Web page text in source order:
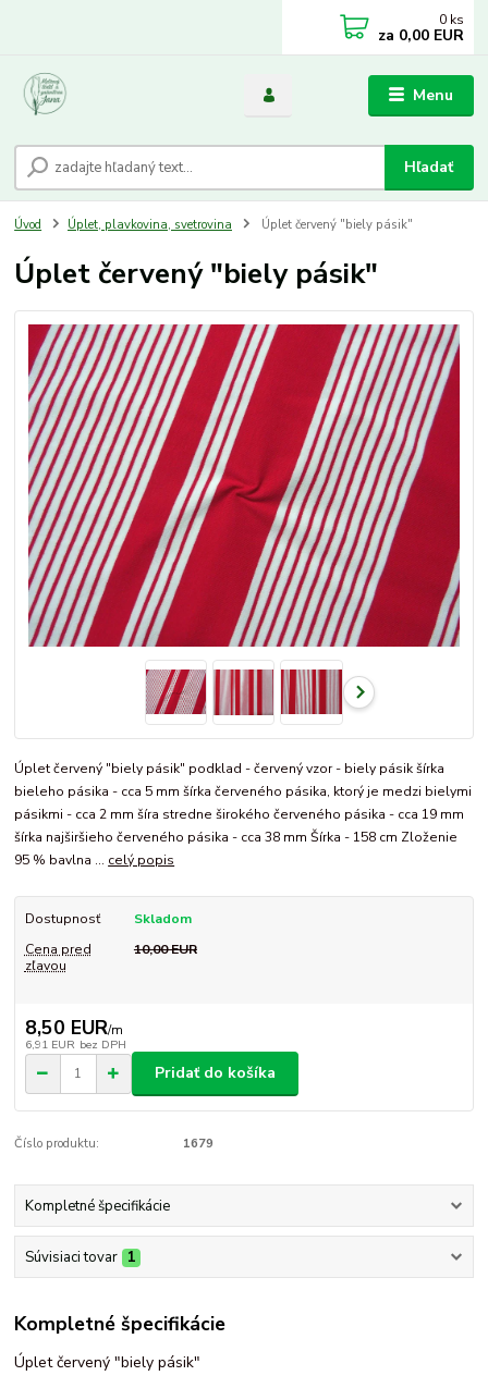
Menu
Hľadať
0 ks
za 0,00 EUR
Úvod Úplet, plavkovina, svetrovina Úplet červený "biely pásik"
Úplet červený "biely pásik"
Úplet červený "biely pásik" podklad - červený vzor - biely pásik šírka
bieleho pásika - cca 5 mm šírka červeného pásika, ktorý je medzi bielymi
pásikmi - cca 2 mm šíra stredne širokého červeného pásika - cca 19 mm
šírka najširšieho červeného pásika - cca 38 mm Šírka - 158 cm Zloženie
95 % bavlna ... celý popis
Dostupnosť
Skladom
Cena pred
zľavou
10,00 EUR
8,50 EUR/m
6,91 EUR bez DPH
Pridať do košíka
Číslo produktu: 1679
Kompletné špecifikácie
Súvisiaci tovar 1
Kompletné špecifikácie
Úplet červený "biely pásik"